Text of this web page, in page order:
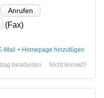
Anrufen
(Fax)
Mail + Homepage hinzufügen
Nicht korrekt?
bearbeiten